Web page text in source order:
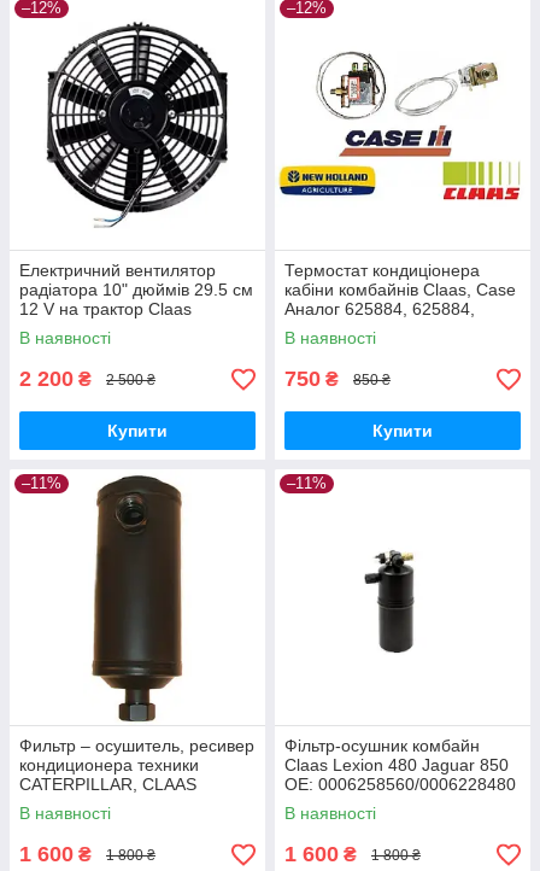
–12%
Електричний вентилятор
радіатора 10" дюймів 29.5 см
12 V на трактор Claas
(Реверсивний Тягне/
штовхаючий)
В наявності
2 200 ₴ 2 500 ₴
Купити
–12%
Термостат кондиціонера
кабіни комбайнів Claas, Case
Аналог 625884, 625884,
0006258840
В наявності
750 ₴ 850 ₴
Купити
–11%
Фильтр – осушитель, ресивер
кондиционера техники
CATERPILLAR, CLAAS
1018789, 522823, 1763900
В наявності
1 600 ₴ 1 800 ₴
–11%
Фільтр-осушник комбайн
Claas Lexion 480 Jaguar 850
OE: 0006258560/0006228480
В наявності
1 600 ₴ 1 800 ₴